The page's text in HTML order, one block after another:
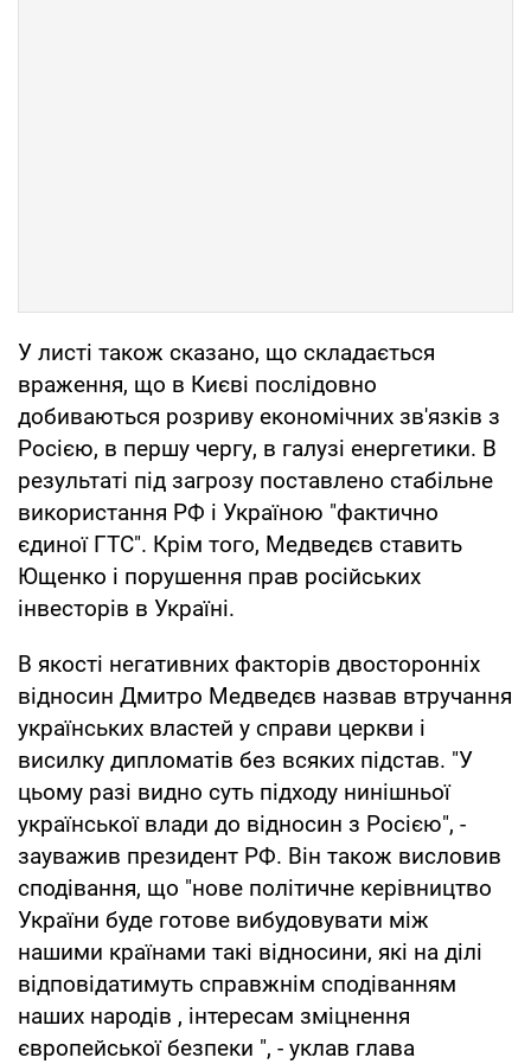
У листі також сказано, що складається
враження, що в Києві послідовно
добиваються розриву економічних зв'язків з
Росією, в першу чергу, в галузі енергетики. В
результаті під загрозу поставлено стабільне
використання РФ і Україною "фактично
єдиної ГТС". Крім того, Медведєв ставить
Ющенко і порушення прав російських
інвесторів в Україні.
В якості негативних факторів двосторонніх
відносин Дмитро Медведєв назвав втручання
українських властей у справи церкви і
висилку дипломатів без всяких підстав. "У
цьому разі видно суть підходу нинішньої
української влади до відносин з Росією", -
зауважив президент РФ. Він також висловив
сподівання, що "нове політичне керівництво
України буде готове вибудовувати між
нашими країнами такі відносини, які на ділі
відповідатимуть справжнім сподіванням
наших народів , інтересам зміцнення
європейської безпеки ", - уклав глава